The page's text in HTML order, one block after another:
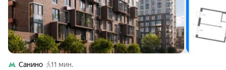
Санино
11 мин.